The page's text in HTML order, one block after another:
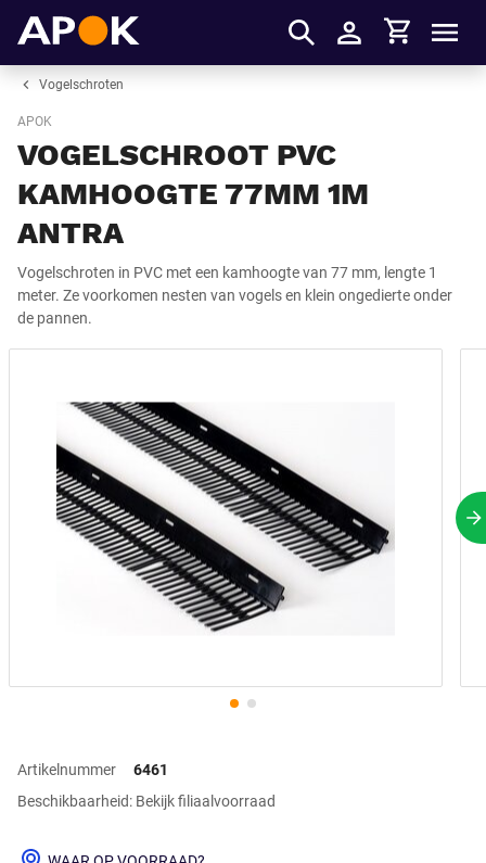
Inloggen
Winkelmandje
Vogelschroten
APOK
VOGELSCHROOT PVC
KAMHOOGTE 77MM 1M
ANTRA
Vogelschroten in PVC met een kamhoogte van 77 mm, lengte 1
meter. Ze voorkomen nesten van vogels en klein ongedierte onder
de pannen.
Artikelnummer
6461
Beschikbaarheid: Bekijk filiaalvoorraad